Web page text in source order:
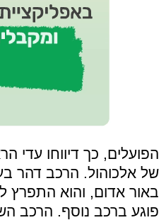
הפועלים, כך דיווחו עדי
של אלכוהול. הרכב דהר
באור אדום, והוא התפרץ
פוגע ברכב נוסף. הרכב